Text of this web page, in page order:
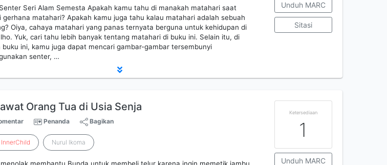
Seri Alam Semesta Apakah kamu tahu di manakah matahari saat
gerhana matahari? Apakah kamu juga tahu kalau matahari adalah sebuah
Oiya, cahaya matahari yang panas ternyata berguna untuk kehidupan di
Yuk, cari tahu lebih banyak tentang matahari di buku ini. Selain itu, di
buku ini, kamu juga dapat mencari gambar-gambar tersembunyi
senter, …
Unduh MARC
Sitasi
Orang Tua di Usia Senja
Penanda Bagikan
InnerChild Nurul Ikoma
Ketersediaan
1
Unduh MARC